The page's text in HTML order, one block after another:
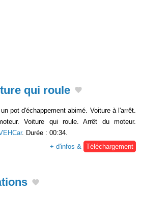
qui roule
pot d'échappement abimé. Voiture à l'arrêt.
Voiture qui roule. Arrêt du moteur.
. Durée : 00:34.
+ d'infos & Téléchargement